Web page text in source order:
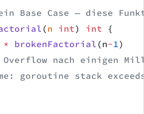
Base Case — diese
(n int) int {
* brokenFactorial(n-1)
Overflow nach einigen
goroutine stack